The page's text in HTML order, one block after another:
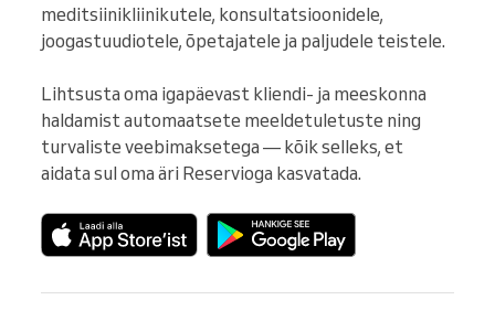
meditsiinikliinikutele, konsultatsioonidele,
joogastuudiotele, õpetajatele ja paljudele teistele.
Lihtsusta oma igapäevast kliendi- ja meeskonna
haldamist automaatsete meeldetuletuste ning
turvaliste veebimaksetega — kõik selleks, et
aidata sul oma äri Reservioga kasvatada.